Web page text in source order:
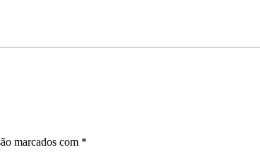
marcados com *